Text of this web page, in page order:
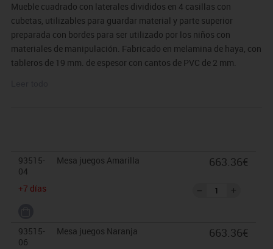
Mueble cuadrado con laterales divididos en 4 casillas con
cubetas, utilizables para guardar material y parte superior
preparada con bordes para ser utilizado por los niños con
materiales de manipulación. Fabricado en melamina de haya, con
tableros de 19 mm. de espesor con cantos de PVC de 2 mm.
El mobiliario se pide por encargo y no es susceptible de
devolución. Para casos excepcionales consultar condiciones.
93515-
04
Mesa juegos Amarilla
+7 días
663.36€
93515-
06
Mesa juegos Naranja 663.36€